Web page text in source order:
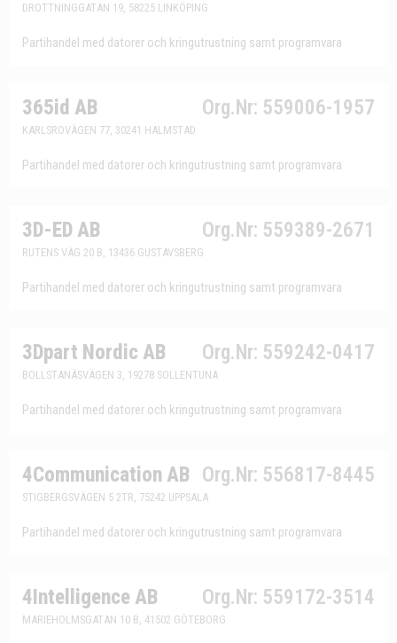
DROTTNINGGATAN 19, 58225 LINKÖPING
Partihandel med datorer och kringutrustning samt programvara
365id AB Org.Nr: 559006-1957
KARLSROVÄGEN 77, 30241 HALMSTAD
Partihandel med datorer och kringutrustning samt programvara
3D-ED AB Org.Nr: 559389-2671
RUTENS VÄG 20 B, 13436 GUSTAVSBERG
Partihandel med datorer och kringutrustning samt programvara
3Dpart Nordic AB Org.Nr: 559242-0417
BOLLSTANÄSVÄGEN 3, 19278 SOLLENTUNA
Partihandel med datorer och kringutrustning samt programvara
4Communication AB Org.Nr: 556817-8445
STIGBERGSVÄGEN 5 2TR, 75242 UPPSALA
Partihandel med datorer och kringutrustning samt programvara
4Intelligence AB Org.Nr: 559172-3514
MARIEHOLMSGATAN 10 B, 41502 GÖTEBORG